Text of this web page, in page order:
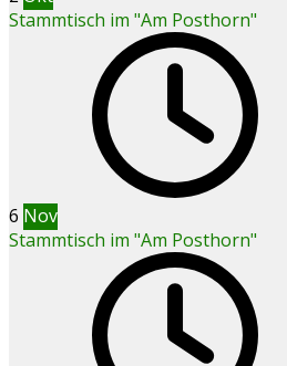
Stammtisch im "Am Posthorn"
6 Nov
Stammtisch im "Am Posthorn"